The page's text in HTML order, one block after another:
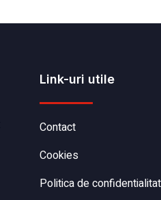
Link-uri utile
Contact
Cookies
Politica de